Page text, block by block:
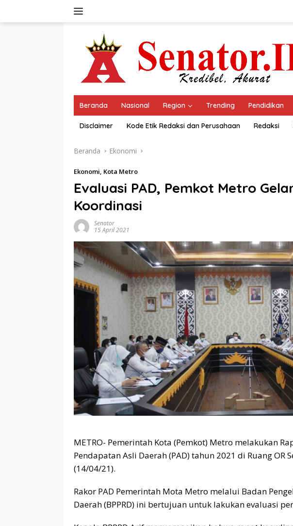
Beranda Nasional Region Trending Pendidikan
Disclaimer Kode Etik Redaksi dan Perusahaan Redaksi
Beranda Ekonomi
Ekonomi, Kota Metro
Evaluasi PAD, Pemkot Metro
Koordinasi
Senator
15 April 2021
METRO- Pemerintah Kota (Pemkot) Metro melakukan
Pendapatan Asli Daerah (PAD) tahun 2021 di Ruang OR
(14/04/21).
Rakor PAD Pemerintah Mota Metro melalui Badan
Daerah (BPPRD) ini bertujuan untuk lakukan evaluasi